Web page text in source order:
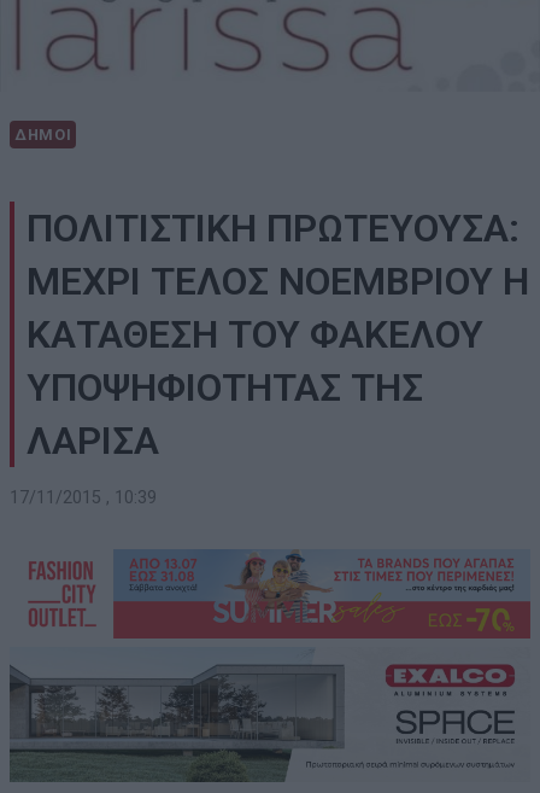
ΔΗΜΟΙ
ΠΟΛΙΤΙΣΤΙΚΗ ΠΡΩΤΕΥΟΥΣΑ:
ΜΕΧΡΙ ΤΕΛΟΣ ΝΟΕΜΒΡΙΟΥ Η
ΚΑΤΑΘΕΣΗ ΤΟΥ ΦΑΚΕΛΟΥ
ΥΠΟΨΗΦΙΟΤΗΤΑΣ ΤΗΣ
ΛΑΡΙΣΑ
17/11/2015 , 10:39